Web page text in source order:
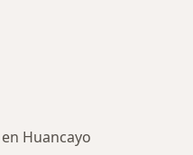
Huancayo